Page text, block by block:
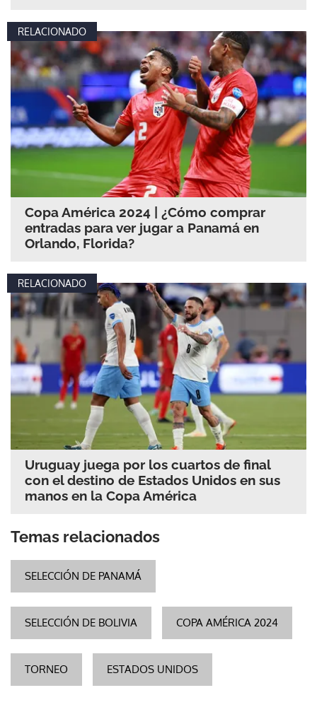
RELACIONADO
Copa América 2024 | ¿Cómo comprar
entradas para ver jugar a Panamá en
Orlando, Florida?
RELACIONADO
Uruguay juega por los cuartos de final
con el destino de Estados Unidos en sus
manos en la Copa América
Temas relacionados
SELECCIÓN DE PANAMÁ
SELECCIÓN DE BOLIVIA COPA AMÉRICA 2024
TORNEO ESTADOS UNIDOS